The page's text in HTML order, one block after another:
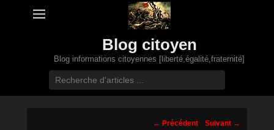
Blog citoyen
Blog informations citoyennes [liberté,égalité,fraternité]
Navigation
← Précédent Suivant →